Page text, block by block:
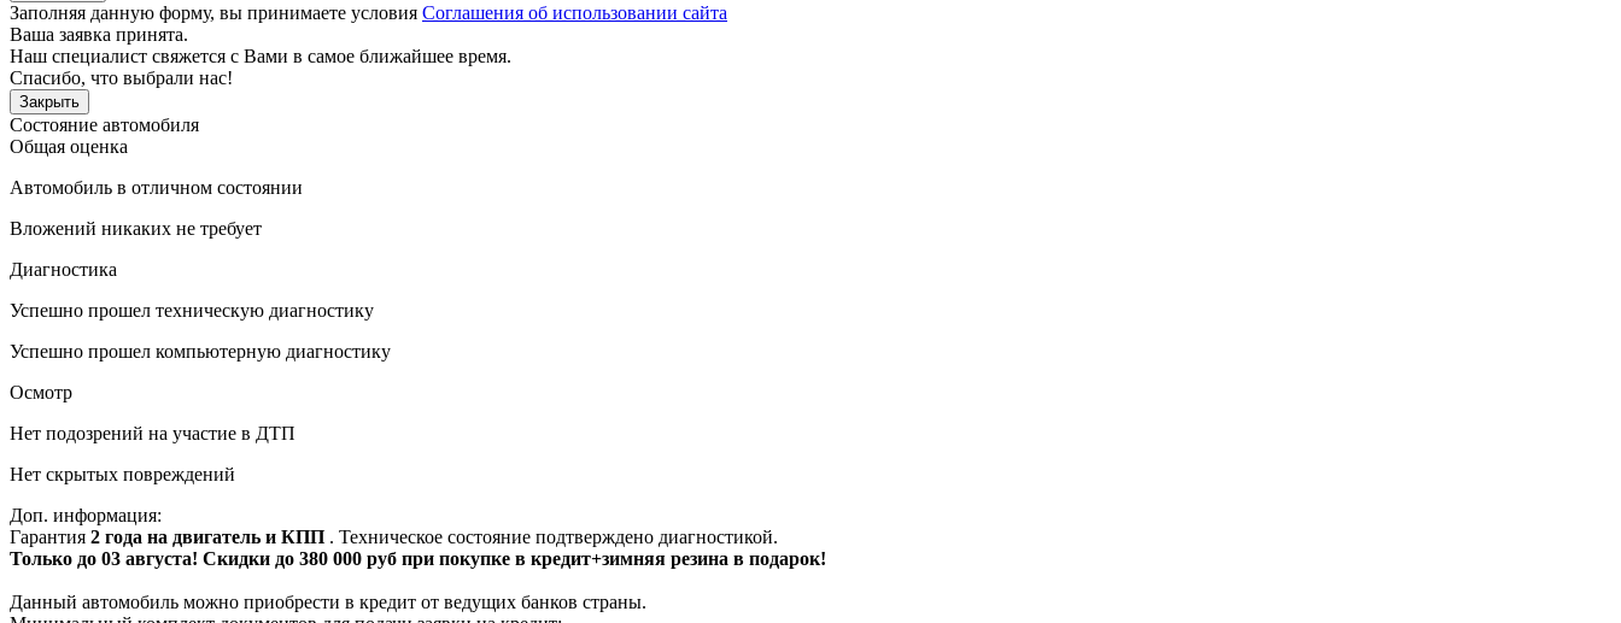
Заполняя данную форму, вы принимаете условия Соглашения об использовании сайта
Ваша заявка принята.
Наш специалист свяжется с Вами в самое ближайшее время.
Спасибо, что выбрали нас!
Закрыть
Состояние автомобиля
Общая оценка
Автомобиль в отличном состоянии
Вложений никаких не требует
Диагностика
Успешно прошел техническую диагностику
Успешно прошел компьютерную диагностику
Осмотр
Нет подозрений на участие в ДТП
Нет скрытых повреждений
Доп. информация:
Гарантия 2 года на двигатель и КПП . Техническое состояние подтверждено диагностикой.
Только до 03 августа! Скидки до 380 000 руб при покупке в кредит+зимняя резина в подарок!
Данный автомобиль можно приобрести в кредит от ведущих банков страны.